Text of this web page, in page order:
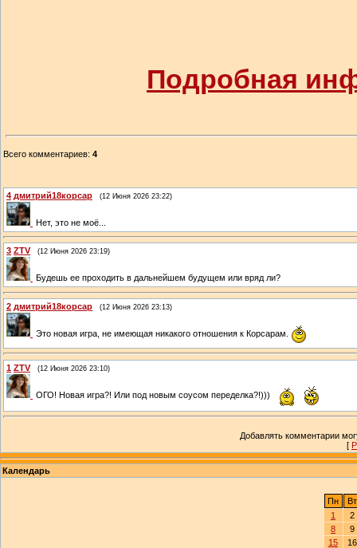
Подробная
Всего комментариев: 4
4 дмитрий18корсар (12 Июня 2026 23:22)
Нет, это не моё...
3 ZTV (12 Июня 2026 23:19)
Будешь ее проходить в дальнейшем будущем или вряд ли?
2 дмитрий18корсар (12 Июня 2026 23:13)
Это новая игра, не имеющая никакого отношения к Корсарам.
1 ZTV (12 Июня 2026 23:10)
ОГО! Новая игра?! Или под новым соусом переделка?!)))
Добавлять комментарии
[
Календарь
Пн
Вт
1
2
8
9
15
16